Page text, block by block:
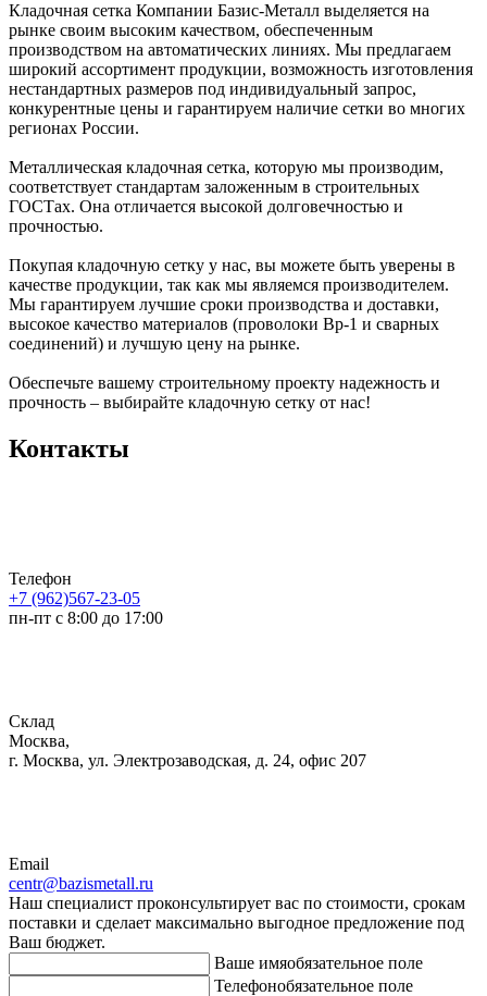
Кладочная сетка Компании Базис-Металл выделяется на
рынке своим высоким качеством, обеспеченным
производством на автоматических линиях. Мы предлагаем
широкий ассортимент продукции, возможность изготовления
нестандартных размеров под индивидуальный запрос,
конкурентные цены и гарантируем наличие сетки во многих
регионах России.
Металлическая кладочная сетка, которую мы производим,
соответствует стандартам заложенным в строительных
ГОСТах. Она отличается высокой долговечностью и
прочностью.
Покупая кладочную сетку у нас, вы можете быть уверены в
качестве продукции, так как мы являемся производителем.
Мы гарантируем лучшие сроки производства и доставки,
высокое качество материалов (проволоки Вр-1 и сварных
соединений) и лучшую цену на рынке.
Обеспечьте вашему строительному проекту надежность и
прочность – выбирайте кладочную сетку от нас!
Контакты
Телефон
+7 (962)567-23-05
пн-пт с 8:00 до 17:00
Склад
Москва,
г. Москва, ул. Электрозаводская, д. 24, офис 207
Email
centr@bazismetall.ru
Наш специалист проконсультирует вас по стоимости, срокам
поставки и сделает максимально выгодное предложение под
Ваш бюджет.
Ваше имяобязательное поле
Телефонобязательное поле